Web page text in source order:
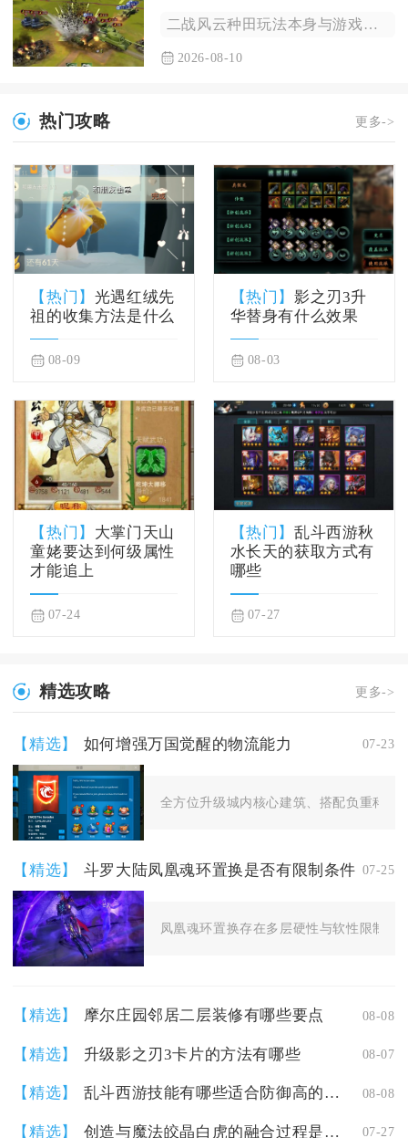
二战风云种田玩法本身与游戏内历史事件不存在机制层面的直接绑定...
2026-08-10
热门攻略 更多->
【热门】 光遇红绒先
祖的收集方法是什么
08-09
【热门】影之刃3升
华替身有什么效果
08-03
【热门】 大掌门天山
童姥要达到何级属性
才能追上
07-24
【热门】乱斗西游秋
水长天的获取方式有
哪些
07-27
精选攻略 更多->
【精选】 如何增强万国觉醒的物流能力 07-23
全方位升级城内核心建筑、搭配负重科技
【精选】 斗罗大陆凤凰魂环置换是否有限制条件 07-25
凤凰魂环置换存在多层硬性与软性限制条
【精选】 摩尔庄园邻居二层装修有哪些要点 08-08
【精选】 升级影之刃3卡片的方法有哪些 08-07
【精选】 乱斗西游技能有哪些适合防御高的角色的推荐 08-08
【精选】 创造与魔法皎晶白虎的融合过程是怎样的 07-27